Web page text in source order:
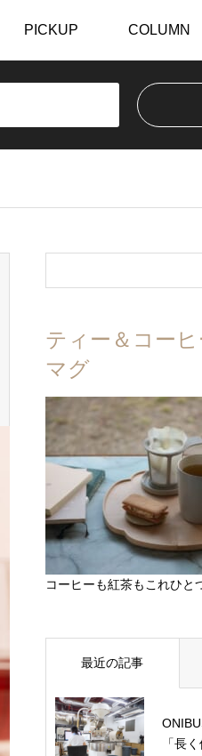
PICKUP COLUMN
ティー＆コー
マグ
コーヒーも紅茶もこれひと
最近の記事
「長